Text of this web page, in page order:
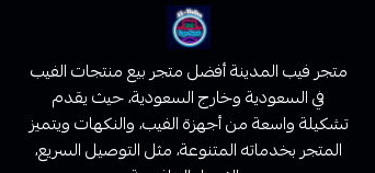
متجر فيب المدينة أفضل متجر بيع منتجات الفيب
في السعودية وخارج السعودية، حيث يقدم
تشكيلة واسعة من أجهزة الفيب، والنكهات ويتميز
المتجر بخدماته المتنوعة، مثل التوصيل السريع،